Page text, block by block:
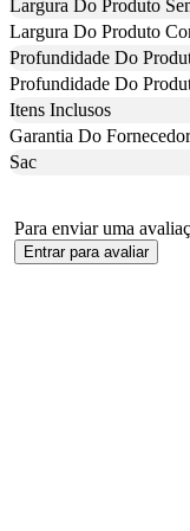
Largura Do Produto
Largura Do Produto
Profundidade Do
Profundidade Do
Itens Inclusos
Garantia Do Fornecedor
Sac
Para enviar uma
Entrar para avaliar